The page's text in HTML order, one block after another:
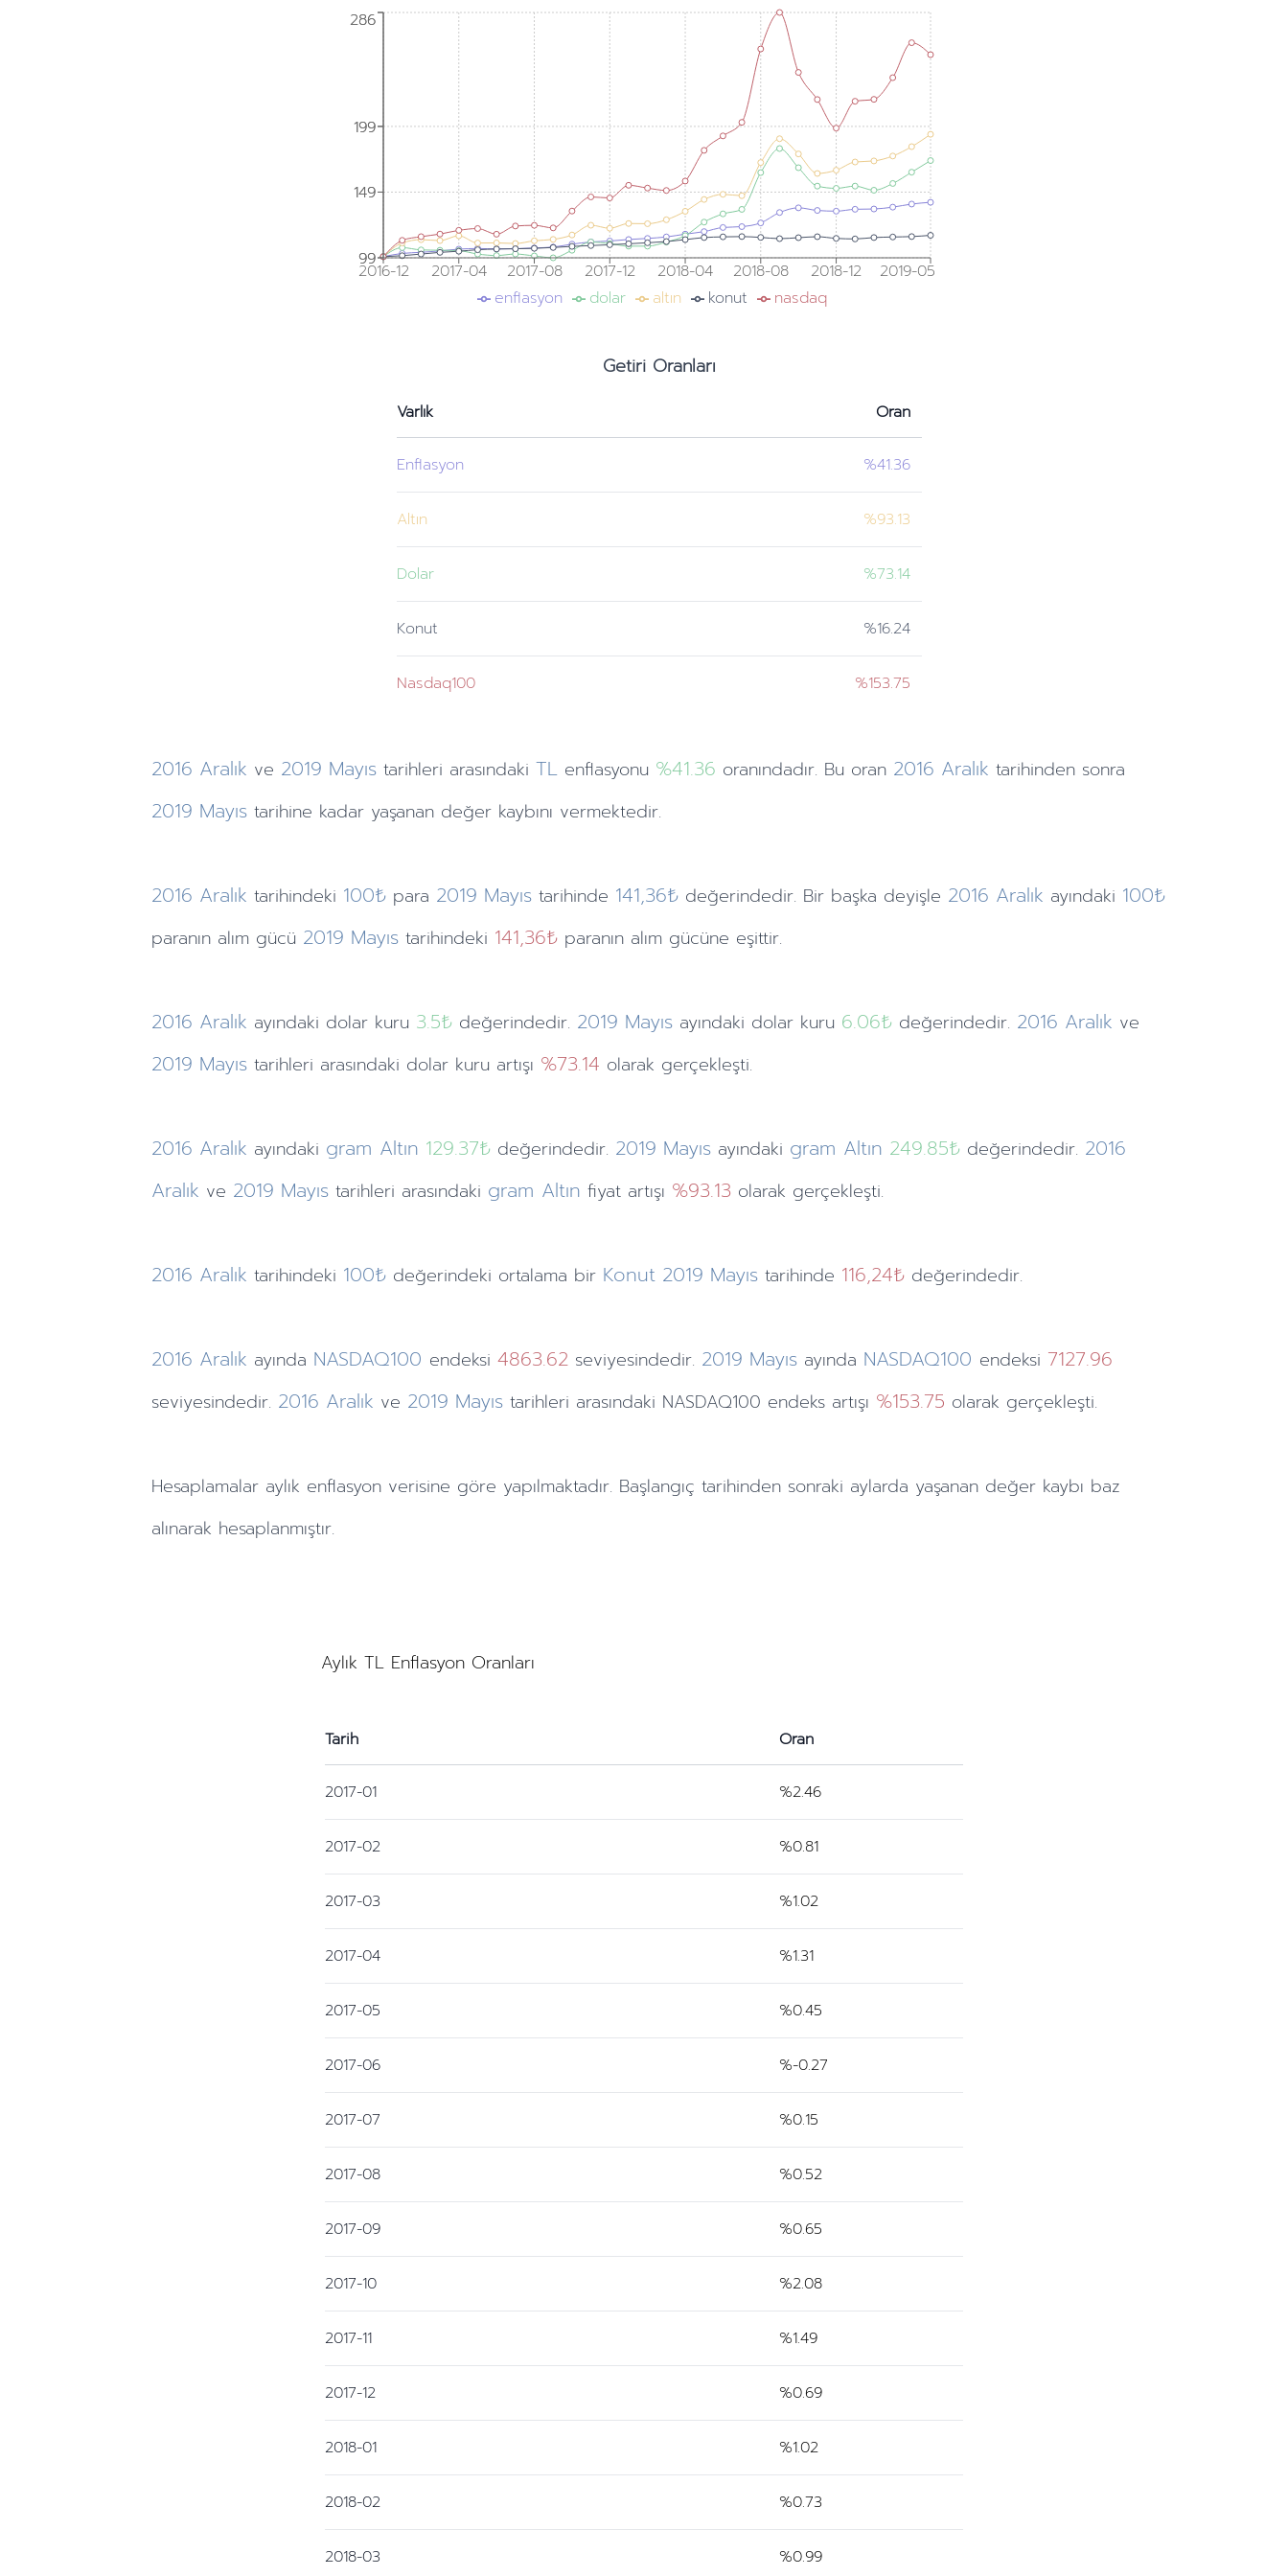
2016-12 2017-04 2017-08 2017-12 2018-04 2018-08 2018-12 2019-05
99
149
199
286
99
149
199
286
enflasyon dolar altın konut nasdaq
Getiri Oranları
Varlık Oran
Enflasyon %41.36
Altın %93.13
Dolar %73.14
Konut %16.24
Nasdaq100 %153.75
2016 Aralık ve 2019 Mayıs tarihleri arasındaki TLenflasyonu %41.36 oranındadır. Bu oran 2016 Aralık tarihindensonra
2019 Mayıs tarihine kadar yaşanan değer kaybını vermektedir.
2016 Aralık tarihindeki 100₺ para 2019 Mayıs tarihinde 141,36₺ değerindedir. Bir başka deyişle 2016 Aralık ayındaki 100₺
paranın alım gücü 2019 Mayıs tarihindeki 141,36₺ paranın alım gücüne eşittir.
2016 Aralık ayındaki dolar kuru 3.5₺değerindedir. 2019 Mayıs ayındaki dolar kuru 6.06₺değerindedir. 2016 Aralık ve
2019 Mayıs tarihleri arasındaki dolar kuru artışı %73.14 olarak gerçekleşti.
2016 Aralık ayındaki gram Altın 129.37₺değerindedir. 2019 Mayıs ayındaki gram Altın 249.85₺değerindedir. 2016
Aralık ve 2019 Mayıs tarihleri arasındaki gram Altın fiyat artışı %93.13 olarak gerçekleşti.
2016 Aralık tarihindeki 100₺ değerindeki ortalama bir Konut 2019 Mayıs tarihinde 116,24₺ değerindedir.
2016 Aralık ayında NASDAQ100 endeksi 4863.62seviyesindedir. 2019 Mayıs ayında NASDAQ100 endeksi 7127.96
seviyesindedir. 2016 Aralık ve 2019 Mayıs tarihleri arasındaki NASDAQ100 endeks artışı %153.75 olarak gerçekleşti.
Hesaplamalar aylık enflasyon verisine göre yapılmaktadır. Başlangıç tarihinden sonraki aylarda yaşanan değer kaybı baz
alınarak hesaplanmıştır.
Aylık TL Enflasyon Oranları
Tarih Oran
2017-01 %2.46
2017-02 %0.81
2017-03 %1.02
2017-04 %1.31
2017-05 %0.45
2017-06 %-0.27
2017-07 %0.15
2017-08 %0.52
2017-09 %0.65
2017-10 %2.08
2017-11 %1.49
2017-12 %0.69
2018-01 %1.02
2018-02 %0.73
2018-03 %0.99